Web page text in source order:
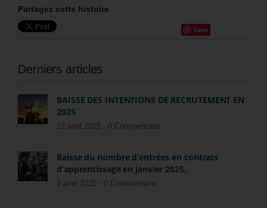
Partagez cette histoire
Save
Derniers articles
BAISSE DES INTENTIONS DE RECRUTEMENT EN
2025
12 avril 2025 - 0 Commentaire
Baisse du nombre d’entrées en contrats
d’apprentissage en janvier 2025.
2 avril 2025 - 0 Commentaire